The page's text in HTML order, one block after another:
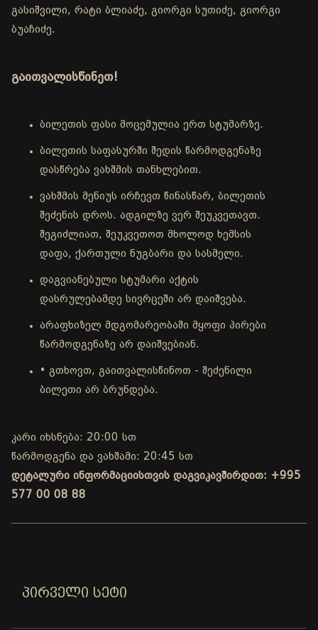
გასიშვილი, რატი ბლიაძე, გიორგი სუთიძე, გიორგი
ბუაჩიძე.
გაითვალისწინეთ!
ბილეთის ფასი მოცემულია ერთ სტუმარზე.
ბილეთის საფასურში შედის წარმოდგენაზე
დასწრება ვახშმის თანხლებით.
ვახშმის მენიუს ირჩევთ წინასწარ, ბილეთის
შეძენის დროს. ადგილზე ვერ შეუკვეთავთ.
შეგიძლიათ, შეუკვეთოთ მხოლოდ ხემსის
დაფა, ქართული ნუგბარი და სასმელი.
დაგვიანებული სტუმარი აქტის
დასრულებამდე სივრცეში არ დაიშვება.
არაფხიზელ მდგომარეობაში მყოფი პირები
წარმოდგენაზე არ დაიშვებიან.
• გთხოვთ, გაითვალისწინოთ - შეძენილი
ბილეთი არ ბრუნდება.
კარი იხსნება: 20:00 სთ
წარმოდგენა და ვახშამი: 20:45 სთ
დეტალური ინფორმაციისთვის დაგვიკავშირდით: +995
577 00 08 88
ᲞᲘᲠᲕᲔᲚᲘ ᲡᲔᲢᲘ